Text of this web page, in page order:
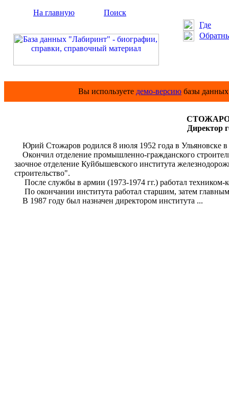
На главную
Поиск
Где
Вы используете демо-версию базы
Директор
Юрий Стожаров родился 8 июля 1952 года в Ульяновске в
Окончил отделение промышленно-гражданского
заочное отделение Куйбышевского института
строительство".
После службы в армии (1973-1974 гг.) работал техником-
По окончании института работал старшим, затем
В 1987 году был назначен директором института ...